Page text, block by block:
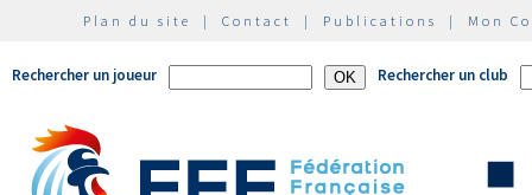
Plan du site | Contact | Publications | Mon
Rechercher un joueur Rechercher un club